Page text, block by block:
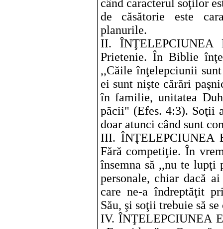
când caracterul soţilor
de căsătorie este
planurile.
II. ÎNŢELEPCIUNEA
Prietenie. În Biblie
,,Căile înţelepciunii
ei sunt nişte cărări
în familie, unitatea
păcii" (Efes. 4:3). Soţii
doar atunci când sunt
III. ÎNŢELEPCIUNEA
Fără competiţie. În
însemna să ,,nu te lupţi
personale, chiar dacă
care ne-a îndreptăţit
Său, şi soţii trebuie să
IV. ÎNŢELEPCIUNEA